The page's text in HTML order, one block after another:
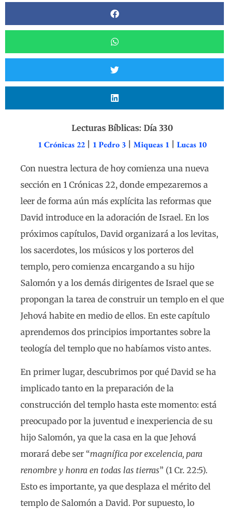
Lecturas Bíblicas: Día 330
1 Crónicas 22| 1 Pedro 3 Miqueas 1 Lucas 10
Con nuestra lectura de hoy comienza una nueva
sección en 1 Crónicas 22, donde empezaremos a
leer de forma aún más explícita las reformas que
David introduce en la adoración de Israel. En los
próximos capítulos, David organizará a los levitas,
los sacerdotes, los músicos y los porteros del
templo, pero comienza encargando a su hijo
Salomón y a los demás dirigentes de Israel que se
propongan la tarea de construir un templo en el que
Jehová habite en medio de ellos. En este capítulo
aprendemos dos principios importantes sobre la
teología del templo que no habíamos visto antes.
En primer lugar, descubrimos por qué David se ha
implicado tanto en la preparación de la
construcción del templo hasta este momento: está
preocupado por la juventud e inexperiencia de su
hijo Salomón, ya que la casa en la que Jehová
morará debe ser “magnífica por excelencia, para
renombre y honra en todas las tierras” (1 Cr. 22:5).
Esto es importante, ya que desplaza el mérito del
templo de Salomón a David. Por supuesto, lo